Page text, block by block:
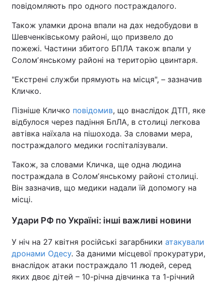
повідомляють про одного постраждалого.
Також уламки дрона впали на дах недобудови в
Шевченківському районі, що призвело до
пожежі. Частини збитого БПЛА також впали у
Соломʼянському районі на територію цвинтаря.
"Екстрені служби прямують на місця", – зазначив
Кличко.
Пізніше Кличко повідомив, що внаслідок ДТП, яке
відбулося через падіння БпЛА, в столиці легкова
автівка наїхала на пішохода. За словами мера,
постраждалого медики госпіталізували.
Також, за словами Кличка, ще одна людина
постраждала в Соломʼянському районі столиці.
Він зазначив, що медики надали їй допомогу на
місці.
Удари РФ по Україні: інші важливі новини
У ніч на 27 квітня російські загарбники атакували
дронами Одесу. За даними місцевої прокуратури,
внаслідок атаки постраждало 11 людей, серед
яких двоє дітей – 10-річна дівчинка та 1-річний